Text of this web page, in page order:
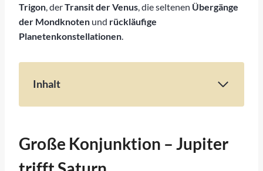
Trigon , derTransit der Venus , die seltenen Übergänge
der Mondknoten und rückläufige
Planetenkonstellationen
Inhalt
Harmonisches Trigon – Die seltene
Dreiecksformation
Große Konjunktion – Jupiter